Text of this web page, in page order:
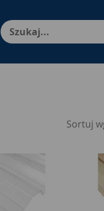
Enter - przejdź
Sortuj